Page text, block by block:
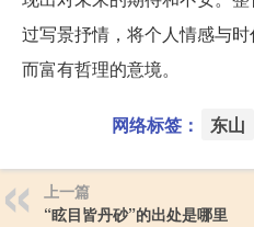
过写景抒情，将个人情感与
而富有哲理的意境。
网络标签： 东山
上一篇
“眩目皆丹砂”的出处是哪里